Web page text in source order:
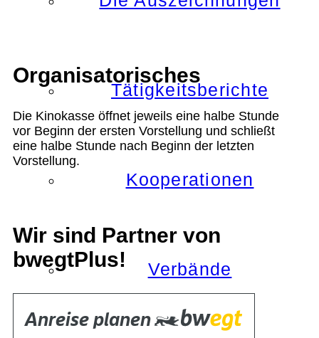
Tätigkeitsberichte
Kooperationen
Verbände
Organisatorisches
Die Kinokasse öffnet jeweils eine halbe Stunde
vor Beginn der ersten Vorstellung und schließt
eine halbe Stunde nach Beginn der letzten
Vorstellung.
Wir sind Partner von
bwegtPlus!